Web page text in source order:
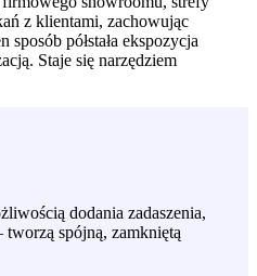
z klientami, zachowując
półstała ekspozycja
Staje się narzędziem
dodania zadaszenia,
spójną, zamkniętą